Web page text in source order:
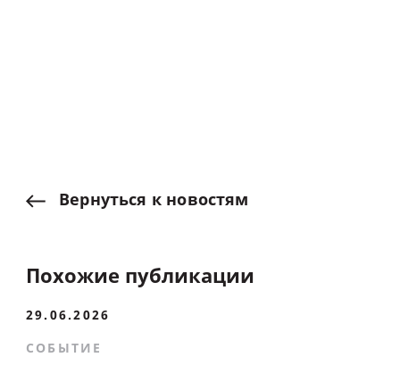
Вернуться к новостям
Похожие публикации
29.06.2026
СОБЫТИЕ